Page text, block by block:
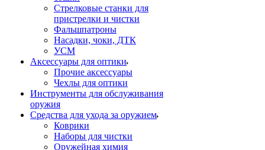
Стрелковые станки для
пристрелки и чистки
Фальшпатроны
Насадки, чоки, ДТК
УСМ
Аксессуары для оптики
Прочие аксессуары
Чехлы для оптики
Инструменты для обслуживания
оружия
Средства для ухода за оружием
Коврики
Наборы для чистки
Оружейная химия